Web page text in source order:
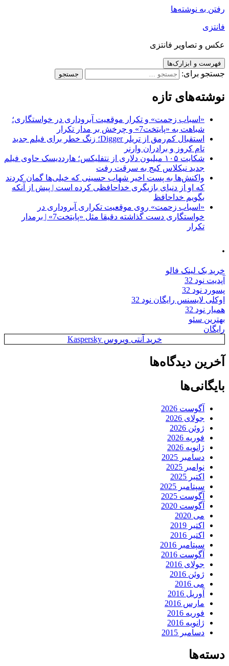
رفتن به نوشته‌ها
فانتزی
عکس و تصاویر فانتزی
فهرست و ابزارک‌ها
جستجو برای:
نوشته‌های تازه
«اسباب زحمت» و تکرار موقعیت آبروداری در خواستگاری؛
شباهت به «پایتخت7» و چرخش بر مدار تکرار
استقبال کم‌رمق از تریلر Digger؛ زنگ خطر برای فیلم جدید
تام کروز و برادران وارنر
شکایت ۱۰۵ میلیون دلاری از نتفلیکس؛ هارددیسک حاوی فیلم
جدید نیکلاس کیج به سرقت رفت
واکنش‌ها به پست اخیر شهاب حسینی که خیلی‌ها گمان کردند
که او از دنیای بازیگری خداحافظی کرده است | پیش از آنکه
بگویم خداحافظ
«اسباب زحمت» روی موقعیت تکراری آبروداری در
خواستگاری دست گذاشته دقیقا مثل «پایتخت7» | برمدار
تکرار
.
خرید بک لینک فالو
آپدیت نود 32
پسورد نود 32
اوکلی لایسنس رایگان نود 32
همیار نود 32
بهترین سئو
رایگان
خرید آنتی ویروس Kaspersky
آخرین دیدگاه‌ها
بایگانی‌ها
آگوست 2026
جولای 2026
ژوئن 2026
فوریه 2026
ژانویه 2026
دسامبر 2025
نوامبر 2025
اکتبر 2025
سپتامبر 2025
آگوست 2025
آگوست 2020
می 2020
اکتبر 2019
اکتبر 2016
سپتامبر 2016
آگوست 2016
جولای 2016
ژوئن 2016
می 2016
آوریل 2016
مارس 2016
فوریه 2016
ژانویه 2016
دسامبر 2015
دسته‌ها